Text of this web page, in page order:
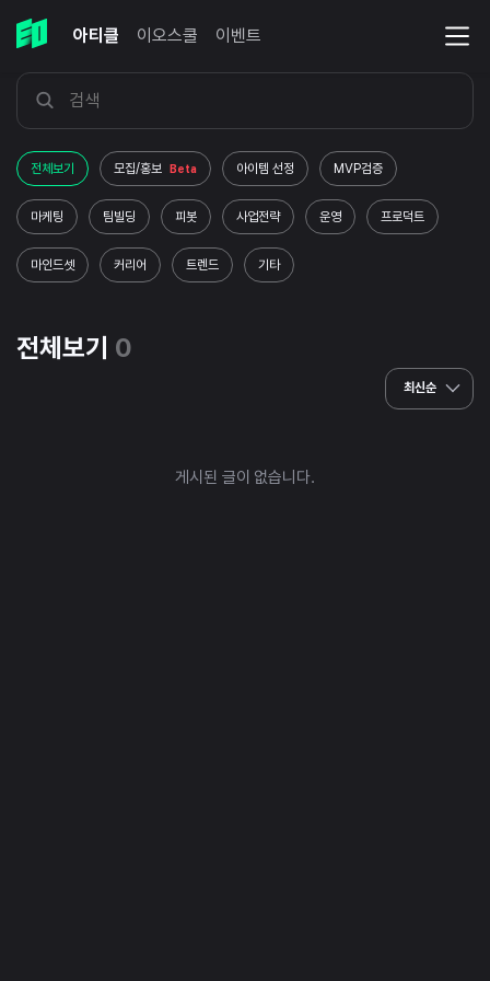
아티클 이오스쿨 이벤트
전체보기 모집/홍보 Beta 아이템 선정 MVP검증
마케팅 팀빌딩 피봇 사업전략 운영 프로덕트
마인드셋 커리어 트렌드 기타
전체보기 0
최신순
게시된 글이 없습니다.